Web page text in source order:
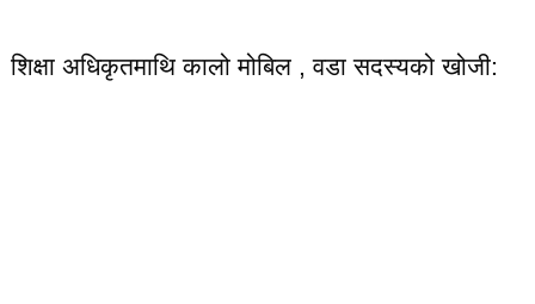
शिक्षा अधिकृतमाथि कालो मोबिल , वडा सदस्यको खोजी: